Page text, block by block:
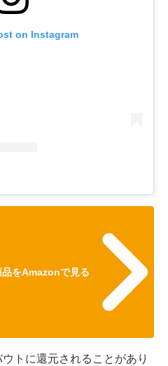
on Instagram
をAmazonで見る
トに還元されることがあり